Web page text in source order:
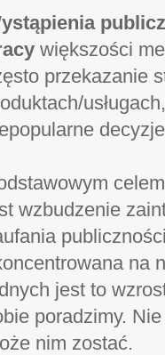
większości
przekazanie
wzbudzenie
na
jest to
poradzimy.
nim zostać.